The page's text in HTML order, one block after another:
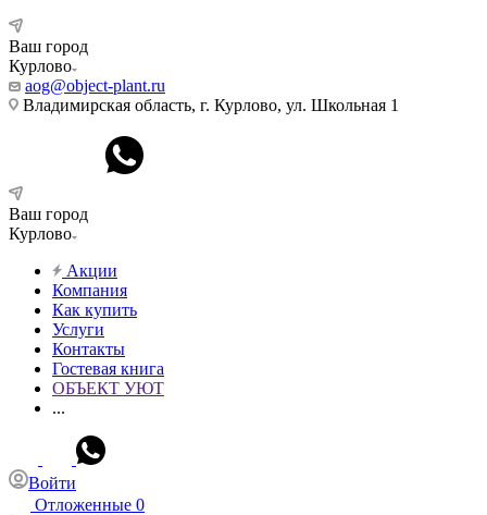
Ваш город
Курлово
aog@object-plant.ru
Владимирская область, г. Курлово, ул. Школьная 1
Ваш город
Курлово
Акции
Компания
Как купить
Услуги
Контакты
Гостевая книга
ОБЪЕКТ УЮТ
...
Войти
Отложенные 0